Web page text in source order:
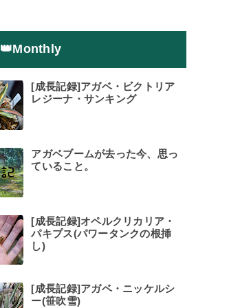
👑Monthly
[成長記録]アガベ・ビクトリア
レジーナ・サンキング
アガベブームが去った今、思っ
ていること。
[成長記録]オペルクリカリア・
パキプス(パワータンクの根挿
し)
[成長記録]アガベ・ニッケルシ
ー(笹吹雪)